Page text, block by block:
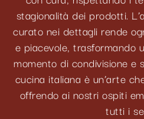
stagionalità dei prodotti.
curato nei dettagli rende
e piacevole, trasformando
momento di condivisione e
cucina italiana è un’arte
offrendo ai nostri ospiti
tutti i